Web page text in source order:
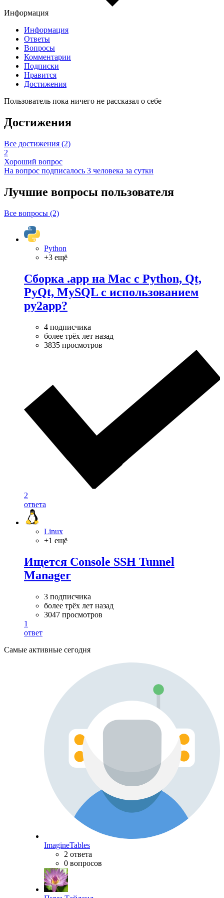
Информация
Информация
Ответы
Вопросы
Комментарии
Подписки
Нравится
Достижения
Пользователь пока ничего не рассказал о себе
Достижения
Все достижения (2)
2
Хороший вопрос
На вопрос подписалось 3 человека за сутки
Лучшие вопросы пользователя
Все вопросы (2)
Python
+3 ещё
Сборка .app на Mac с Python, Qt,
PyQt, MySQL с использованием
py2app?
4 подписчика
более трёх лет назад
3835 просмотров
2
ответа
Linux
+1 ещё
Ищется Console SSH Tunnel
Manager
3 подписчика
более трёх лет назад
3047 просмотров
1
ответ
Самые активные сегодня
ImagineTables
2 ответа
0 вопросов